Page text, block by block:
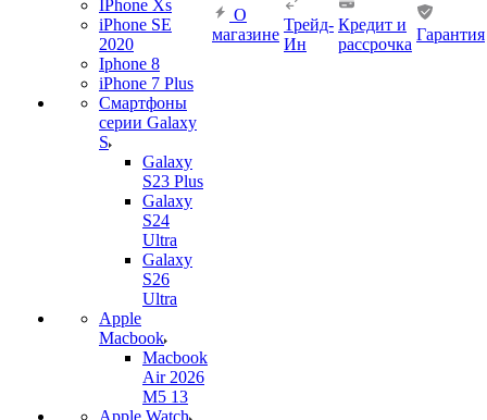
IPhone Xs
iPhone SE
2020
Iphone 8
iPhone 7 Plus
Смартфоны
серии Galaxy
S
Galaxy
S23 Plus
Galaxy
S24
Ultra
Galaxy
S26
Ultra
Apple
Macbook
Macbook
Air 2026
M5 13
Apple Watch
О
магазине
Трейд-
Ин
Кредит и
рассрочка
Гарантия